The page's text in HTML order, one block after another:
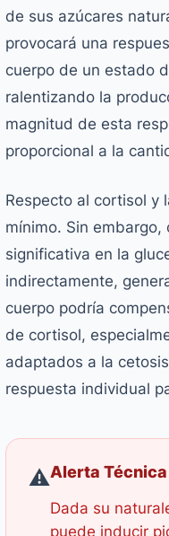
de sus azúcares
provocará una
cuerpo de un estado
ralentizando la
magnitud de esta
proporcional a la
Respecto al cortisol y
mínimo. Sin
significativa en la
indirectamente,
cuerpo podría
de cortisol,
adaptados a la
respuesta individual
⚠️Alerta Técnica
Dada su
puede inducir